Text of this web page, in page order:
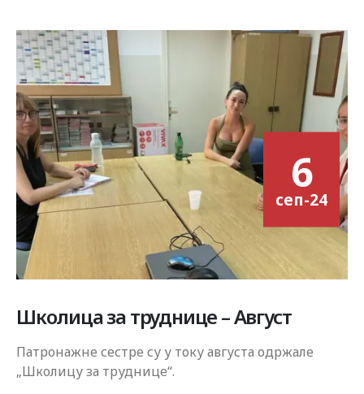
6
сеп-24
Школицa за труднице – Август
Патронажне сестре су у току августа одржале
„Школицу за труднице“.